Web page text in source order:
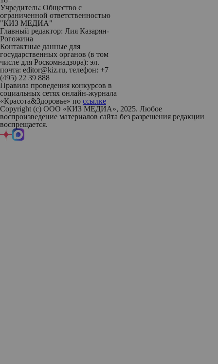
Учредитель: Общество с
ограниченной ответственностью
"КИЗ МЕДИА"
Главный редактор: Лия Казарян-
Рогожина
Контактные данные для
государственных органов (в том
числе для Роскомнадзора): эл.
почта: editor@kiz.ru, телефон: +7
(495) 22 39 888
Правила проведения конкурсов в
социальных сетях онлайн-журнала
«Красота&Здоровье» по ссылке
Copyright (с) ООО «КИЗ МЕДИА», 2025. Любое
воспроизведение материалов сайта без разрешения редакции
воспрещается.